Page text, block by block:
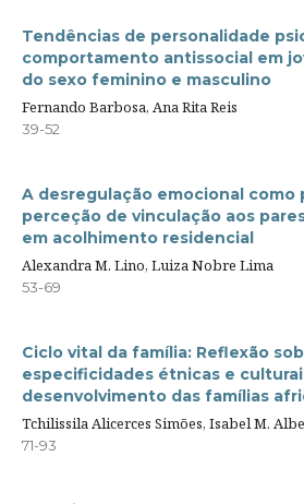
Tendências de personalidade
comportamento antissocial em
do sexo feminino e masculino
Fernando Barbosa, Ana Rita Reis
39-52
A desregulação emocional como
perceção de vinculação aos
em acolhimento residencial
Alexandra M. Lino, Luiza Nobre Lima
53-69
Ciclo vital da família: Reflexão
especificidades étnicas e
desenvolvimento das famílias
Tchilissila Alicerces Simões, Isabel M.
71-93